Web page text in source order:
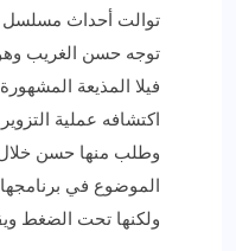
توالت أحداث مسلسل
توجه حسن الغريب
فيلا المذيعة
اكتشافه عملية
وطلب منها حسن
الموضوع في برنامجها
ولكنها تحت الضغط